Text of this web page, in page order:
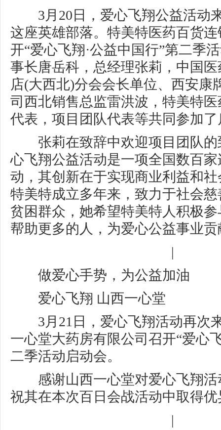
3月20日，爱心飞翔公益活动
这座英雄部落。特美特医药百货
开“爱心飞翔·公益中国行”第二季
事长唐岳科，总经理张莉，中国
店(大西北)分会会长单位、西安康
司西北销售总监雷洪波，特美特
代表，项目团队代表等共同参加
张莉在致辞中欢迎项目团队的
心飞翔公益活动是一项全国数百
动，其创新在于实现商业利益和
特美特成立多年来，致力于社会
贫困群众，她希望特美特人积极
帮助更多的人，为爱心公益事业
|
做爱心手势，为公益加油
爱心飞翔 山西一心堂
3月21日，爱心飞翔活动再次
一心堂大药房有限公司召开“爱心
二季活动启动会。
感谢山西一心堂对爱心飞翔活
祝其在本次百日会战活动中取得
|